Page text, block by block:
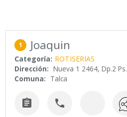
1 Joaquin
Categoría: ROTISERIAS
Dirección: Nueva 1 2464, Dp.2 Ps.
Comuna: Talca
 